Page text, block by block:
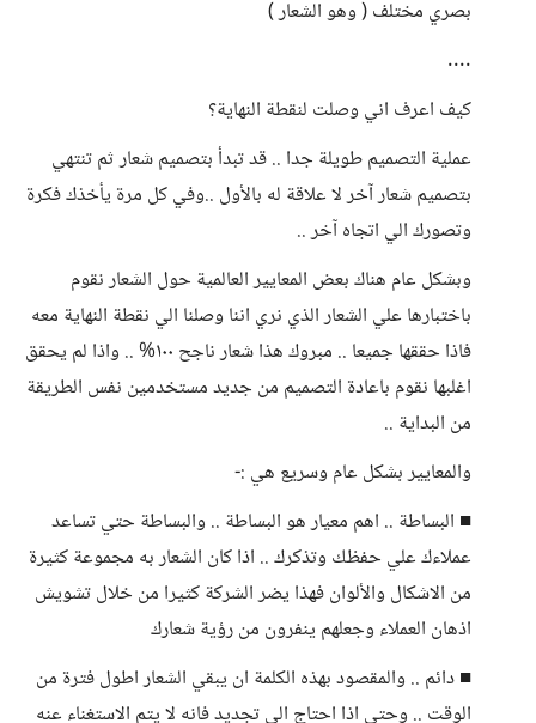
بصري مختلف ( وهو الشعار )
....
كيف اعرف اني وصلت لنقطة النهاية؟
عملية التصميم طويلة جدا .. قد تبدأ بتصميم شعار ثم تنتهي
بتصميم شعار آخر لا علاقة له بالأول ..وفي كل مرة يأخذك فكرة
وتصورك الي اتجاه آخر ..
وبشكل عام هناك بعض المعايير العالمية حول الشعار نقوم
باختبارها علي الشعار الذي نري اننا وصلنا الي نقطة النهاية معه
فاذا حققها جميعا .. مبروك هذا شعار ناجح ١٠٠% .. واذا لم يحقق
اغلبها نقوم باعادة التصميم من جديد مستخدمين نفس الطريقة
من البداية ..
والمعايير بشكل عام وسريع هي :-
■ البساطة .. اهم معيار هو البساطة .. والبساطة حتي تساعد
عملاءك علي حفظك وتذكرك .. اذا كان الشعار به مجموعة كثيرة
من الاشكال والألوان فهذا يضر الشركة كثيرا من خلال تشويش
اذهان العملاء وجعلهم ينفرون من رؤية شعارك
■ دائم .. والمقصود بهذه الكلمة ان يبقي الشعار اطول فترة من
الوقت .. وحتي اذا احتاج الي تجديد فانه لا يتم الاستغناء عنه